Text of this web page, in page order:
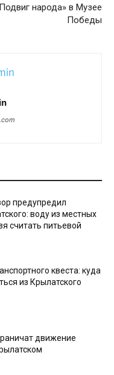
народа» в Музее
Победы
предупредил
воду из местных
считать питьевой
квеста: куда
из Крылатского
движение